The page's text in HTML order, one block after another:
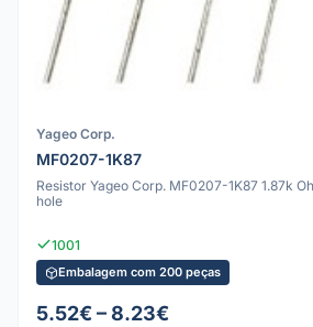
Yageo Corp.
MF0207-1K87
Resistor Yageo Corp. MF0207-1K87 1.87k
hole
1001
Embalagem com 200 peças
5.52€ – 8.23€